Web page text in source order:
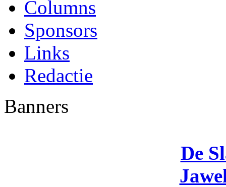
Columns
Sponsors
Links
Redactie
Banners
De